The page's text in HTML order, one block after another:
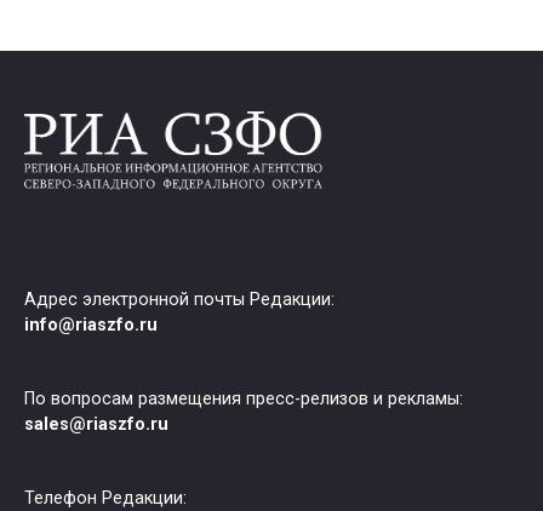
Адрес электронной почты Редакции:
info@riaszfo.ru
По вопросам размещения пресс-релизов и рекламы:
sales@riaszfo.ru
Телефон Редакции: